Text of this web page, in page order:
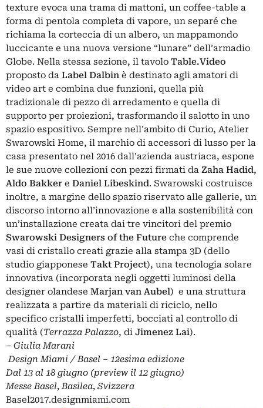
texture evoca una trama di mattoni, un coffee-table a
forma di pentola completa di vapore, un separé che
richiama la corteccia di un albero, un mappamondo
luccicante e una nuova versione “lunare” dell’armadio
Globe. Nella stessa sezione, il tavolo Table.Video
proposto da Label Dalbin è destinato agli amatori di
video art e combina due funzioni, quella più
tradizionale di pezzo di arredamento e quella di
supporto per proiezioni, trasformando il salotto in uno
spazio espositivo. Sempre nell’ambito di Curio, Atelier
Swarowski Home, il marchio di accessori di lusso per la
casa presentato nel 2016 dall’azienda austriaca, espone
le sue nuove collezioni con pezzi firmati da Zaha Hadid,
Aldo Bakker e Daniel Libeskind. Swarowski costruisce
inoltre, a margine dello spazio riservato alle gallerie, un
discorso intorno all’innovazione e alla sostenibilità con
un’installazione creata dai tre vincitori del premio
Swarowski Designers of the Future che comprende
vasi di cristallo creati grazie alla stampa 3D (dello
studio giapponese Takt Project), una tecnologia solare
innovativa (incorporata negli oggetti luminosi della
designer olandese Marjan van Aubel) e una struttura
realizzata a partire da materiali di riciclo, nello
specifico cristalli imperfetti, bocciati al controllo di
qualità (Terrazza Palazzo, di Jimenez Lai).
– Giulia Marani
Design Miami / Basel – 12esima edizione
Dal 13 al 18 giugno (preview il 12 giugno)
Messe Basel, Basilea, Svizzera
Basel2017.designmiami.com